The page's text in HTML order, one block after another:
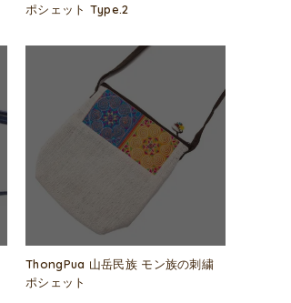
ポシェット Type.2
ThongPua 山岳民族 モン族の刺繍
ポシェット